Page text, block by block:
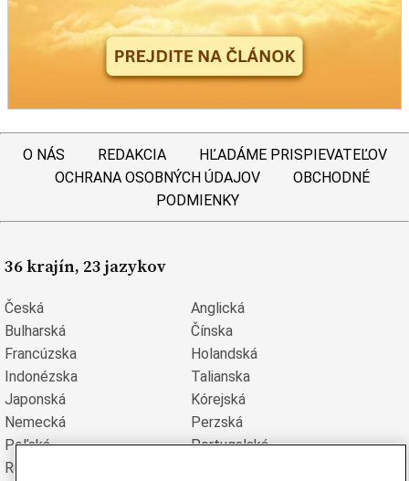
O NÁS REDAKCIA
HĽADÁME PRISPIEVATEĽOV
OCHRANA OSOBNÝCH ÚDAJOV
OBCHODNÉ
PODMIENKY
36 krajín, 23 jazykov
Česká
Anglická
Bulharská
Čínska
Francúzska
Holandská
Indonézska
Talianska
Japonská
Kórejská
Nemecká
Perzská
Poľská
Portugalská
Rumunská